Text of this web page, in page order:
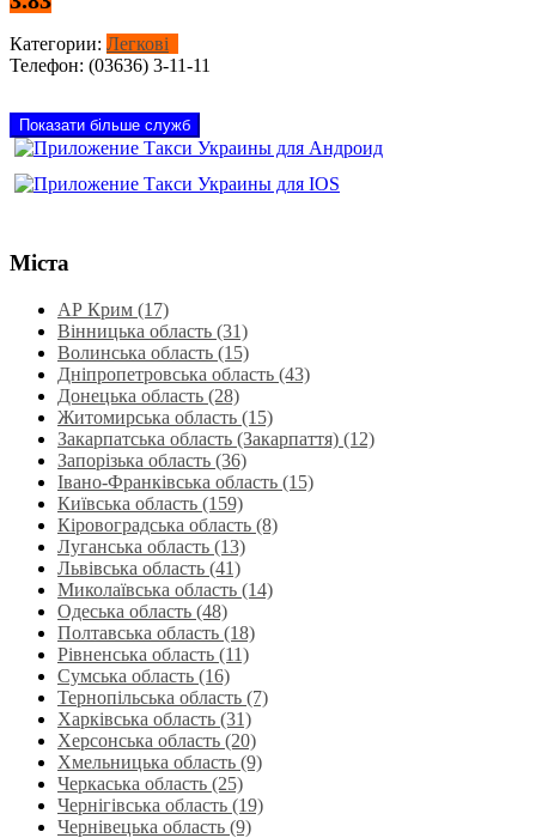
Категории: Легкові
Телефон: (03636) 3-11-11
Показати більше служб
Міста
АР Крим (17)
Вінницька область (31)
Волинська область‎ (15)
Дніпропетровська область‎ (43)
Донецька область (28)
Житомирська область (15)
Закарпатська область (Закарпаття) (12)
Запорізька область (36)
Івано-Франківська область (15)
Київська область (159)
Кіровоградська область (8)
Луганська область‎ (13)
Львівська область‎ (41)
Миколаївська область‎ (14)
Одеська область‎ (48)
Полтавська область (18)
Рівненська область‎ (11)
Сумська область‎ (16)
Тернопільська область‎ (7)
Харківська область‎ (31)
Херсонська область‎ (20)
Хмельницька область‎ (9)
Черкаська область‎ (25)
Чернігівська область (19)
Чернівецька область (9)